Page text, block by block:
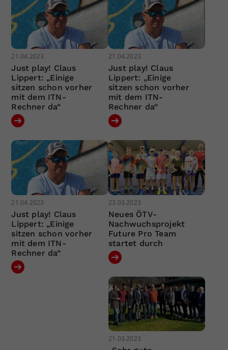
21.04.2023
Just play! Claus
Lippert: „Einige
sitzen schon vorher
mit dem ITN-
Rechner da“
21.04.2023
Just play! Claus
Lippert: „Einige
sitzen schon vorher
mit dem ITN-
Rechner da“
21.04.2023
Just play! Claus
Lippert: „Einige
sitzen schon vorher
mit dem ITN-
Rechner da“
23.03.2023
Neues ÖTV-
Nachwuchsprojekt
Future Pro Team
startet durch
21.03.2023